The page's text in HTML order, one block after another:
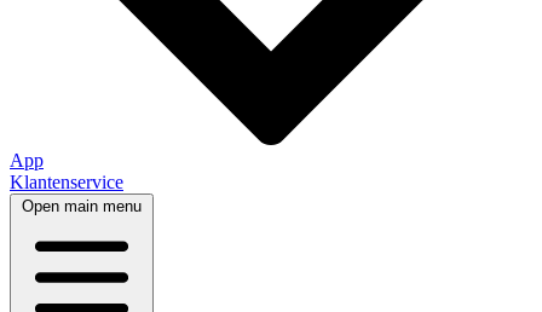
App
Klantenservice
Open main menu